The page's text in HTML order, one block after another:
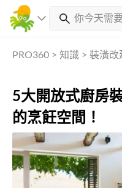
PRO360 > 知識 > 裝潢改
5大開放式廚房
的烹飪空間！